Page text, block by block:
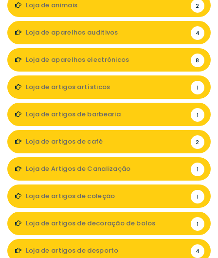
Loja de animais 2
Loja de aparelhos auditivos 4
Loja de aparelhos electrónicos 8
Loja de artigos artísticos 1
Loja de artigos de barbearia 1
Loja de artigos de café 2
Loja de Artigos de Canalização 1
Loja de artigos de coleção 1
Loja de artigos de decoração de bolos 1
Loja de artigos de desporto 4